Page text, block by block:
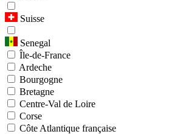
Suisse
Senegal
Île-de-France
Ardeche
Bourgogne
Bretagne
Centre-Val de Loire
Corse
Côte Atlantique française